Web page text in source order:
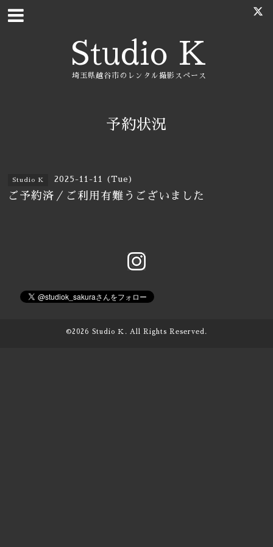
Studio K
埼玉県越谷市のレンタル撮影スペース
予約状況
Studio K 2025-11-11 (Tue)
ご予約済／ご利用有難うございました
©2026 Studio Ｋ . All Rights Reserved.